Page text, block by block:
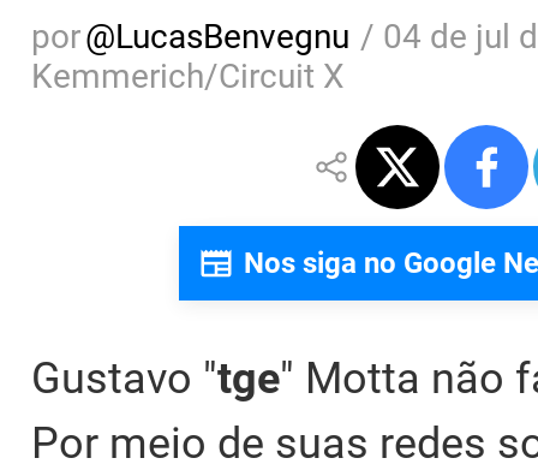
por@LucasBenvegnu / 04 de jul
Kemmerich/Circuit X
Nos siga no Google
Gustavo "tge" Motta não
Por meio de suas redes